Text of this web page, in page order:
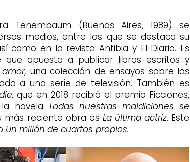
Tenembaum (Buenos Aires, 1989) se
medios, entre los que se destaca su
como en la revista Anfibia y El Diario. Es
que apuesta a publicar libros escritos y
una colección de ensayos sobre las
a una serie de televisión. También es
que en 2018 recibió el premio Ficciones,
novela Todas nuestras maldiciones se
más reciente obra es La última actriz. Este
Un millón de cuartos propios.